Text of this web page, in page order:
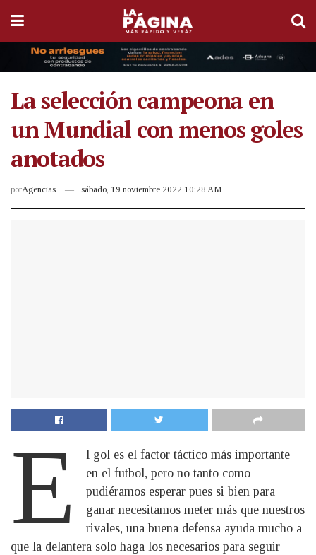
La selección campeona en
un Mundial con menos goles
anotados
porAgencias sábado, 19 noviembre 2022 10:28 AM
E
l gol es el factor táctico más importante
en el futbol, pero no tanto como
pudiéramos esperar pues si bien para
ganar necesitamos meter más que nuestros
rivales, una buena defensa ayuda mucho a
que la delantera solo haga los necesarios para seguir